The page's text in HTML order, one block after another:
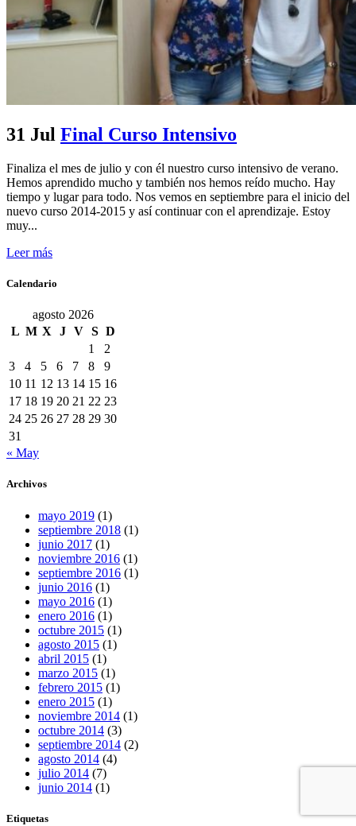
31 Jul Final Curso Intensivo
Finaliza el mes de julio y con él nuestro curso intensivo de verano.
Hemos aprendido mucho y también nos hemos reído mucho. Hay
tiempo y lugar para todo. Nos vemos en septiembre para el inicio del
nuevo curso 2014-2015 y así continuar con el aprendizaje. Estoy
muy...
Leer más
Calendario
agosto 2026
L M X J V S D
1
2
3
4 5 6 7 8
9
10 11 12 13 14 15 16
17 18 19 20 21 22 23
24 25 26 27 28 29 30
31
« May
Archivos
mayo 2019 (1)
septiembre 2018 (1)
junio 2017 (1)
noviembre 2016 (1)
septiembre 2016 (1)
junio 2016 (1)
mayo 2016 (1)
enero 2016 (1)
octubre 2015 (1)
agosto 2015 (1)
abril 2015 (1)
marzo 2015 (1)
febrero 2015 (1)
enero 2015 (1)
noviembre 2014 (1)
octubre 2014 (3)
septiembre 2014 (2)
agosto 2014 (4)
julio 2014 (7)
junio 2014 (1)
Etiquetas